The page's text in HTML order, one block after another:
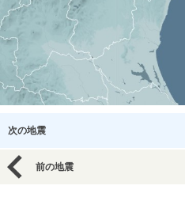
次の地震
前の地震